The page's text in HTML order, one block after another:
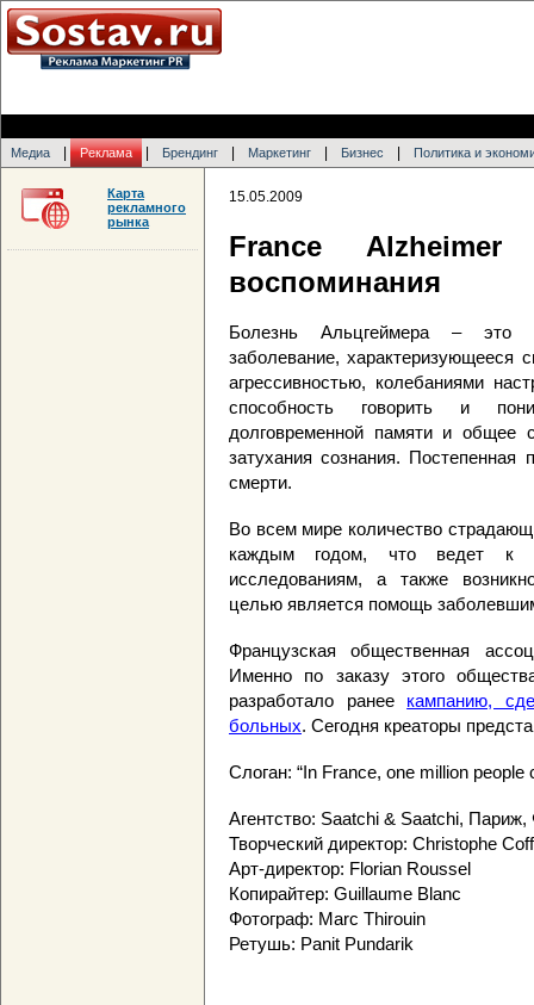
Медиа Реклама Брендинг Маркетинг Бизнес Политика и
15.05.2009
France Alzheimer
воспоминания
Болезнь Альцгеймера – это
заболевание, характеризующееся
агрессивностью, колебаниями
способность говорить и
долговременной памяти и общее
затухания сознания. Постепенная
смерти.
Во всем мире количество
каждым годом, что ведет к
исследованиям, а также
целью является помощь
Французская общественная
Именно по заказу этого
разработало ранее кампанию,
больных. Сегодня креаторы
Слоган: “In France, one million people
Агентство: Saatchi & Saatchi,
Творческий директор: Christophe
Арт-директор: Florian Roussel
Копирайтер: Guillaume Blanc
Фотограф: Marc Thirouin
Ретушь: Panit Pundarik
Карта
рекламного
рынка